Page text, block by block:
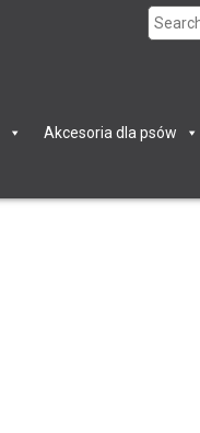
Search
Akcesoria dla psów